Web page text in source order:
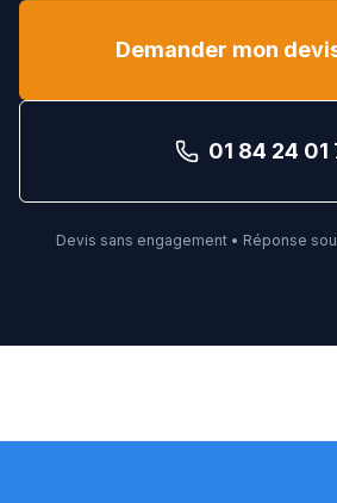
Demander mon
01 84 24 01
Devis sans engagement • Réponse